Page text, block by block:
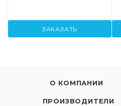
ЗАКАЗАТЬ
О КОМПАНИИ
ПРОИЗВОДИТЕЛИ